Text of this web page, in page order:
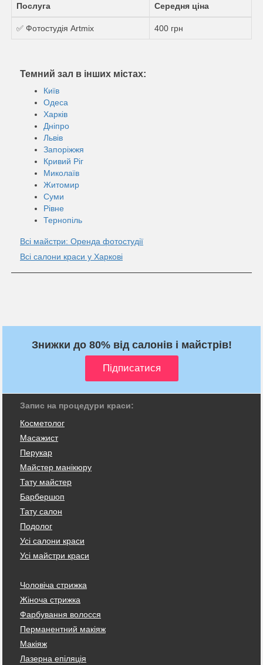
Послуга Середня ціна
✅ Фотостудiя Artmix 400 грн
Темний зал в інших містах:
Київ
Одеса
Харків
Дніпро
Львів
Запоріжжя
Кривий Ріг
Миколаїв
Житомир
Суми
Рівне
Тернопіль
Всі майстри: Оренда фотостудії
Всі салони краси у Харкові
Знижки до 80% від салонів і майстрів!
Запис на процедури краси:
Косметолог
Масажист
Перукар
Майстер манікюру
Тату майстер
Барбершоп
Тату салон
Подолог
Усі салони краси
Усі майстри краси
Чоловіча стрижка
Жіноча стрижка
Фарбування волосся
Перманентний макіяж
Макіяж
Лазерна епіляція